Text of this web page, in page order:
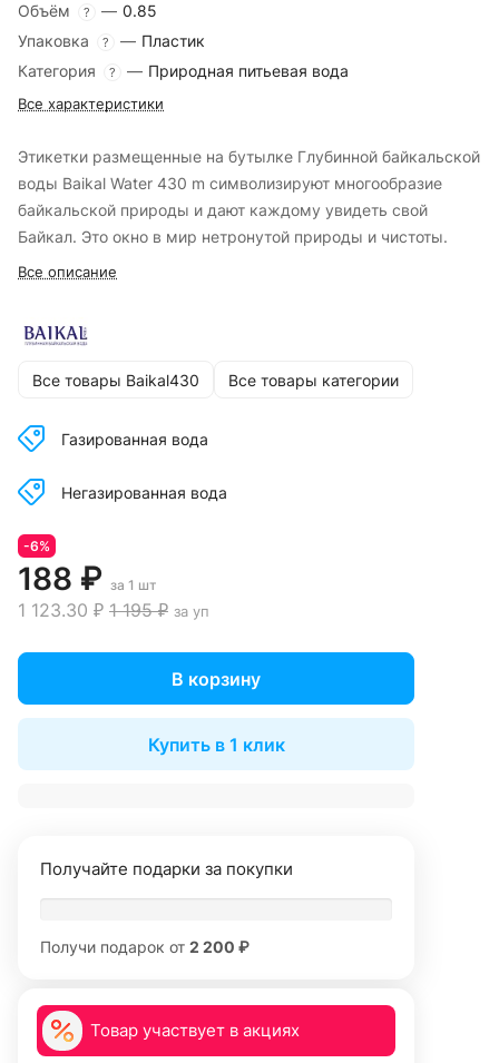
Объём
? — 0.85
Упаковка
? — Пластик
Категория
? — Природная питьевая вода
Все характеристики
Этикетки размещенные на бутылке Глубинной байкальской
воды Baikal Water 430 m символизируют многообразие
байкальской природы и дают каждому увидеть свой
Байкал. Это окно в мир нетронутой природы и чистоты.
Все описание
Все товары Baikal430 Все товары категории
Газированная вода
Негазированная вода
-6%
188 ₽ за 1 шт
1 123.30 ₽ 1 195 ₽ за уп
В корзину
Купить в 1 клик
Получайте подарки за покупки
Получи подарок от 2 200 ₽
Товар участвует в акциях